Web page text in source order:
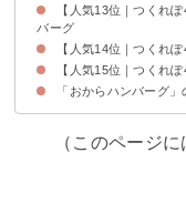
【人気13位｜つくれ
バーグ
【人気14位｜つくれ
【人気15位｜つくれ
「おからハンバーグ
（このページ